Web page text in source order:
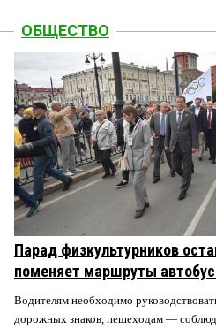
ОБЩЕСТВО
Парад физкультурников
поменяет маршруты
Водителям необходимо
дорожных знаков, пешеходам —